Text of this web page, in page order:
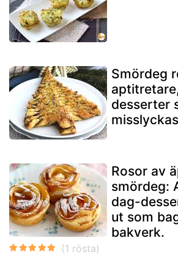
Smördeg
desserter
misslyckas
Rosor av
smördeg:
dag-
ut som
bakverk.